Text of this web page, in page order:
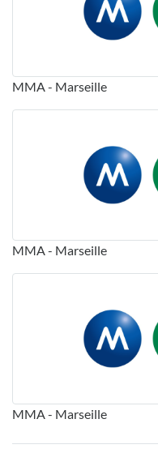
MMA - Marseille
MMA - Marseille
MMA - Marseille